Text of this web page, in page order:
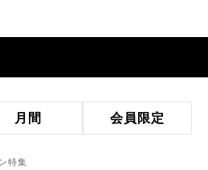
月間 会員限定
特集